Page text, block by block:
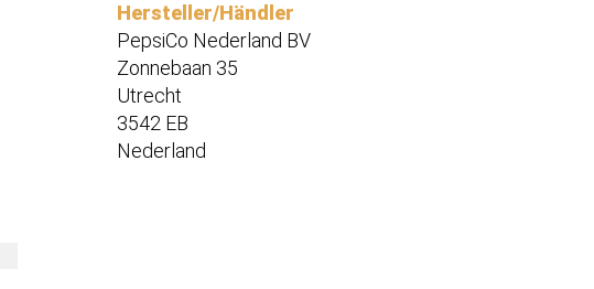
Hersteller/Händler
PepsiCo Nederland BV
Zonnebaan 35
Utrecht
3542 EB
Nederland